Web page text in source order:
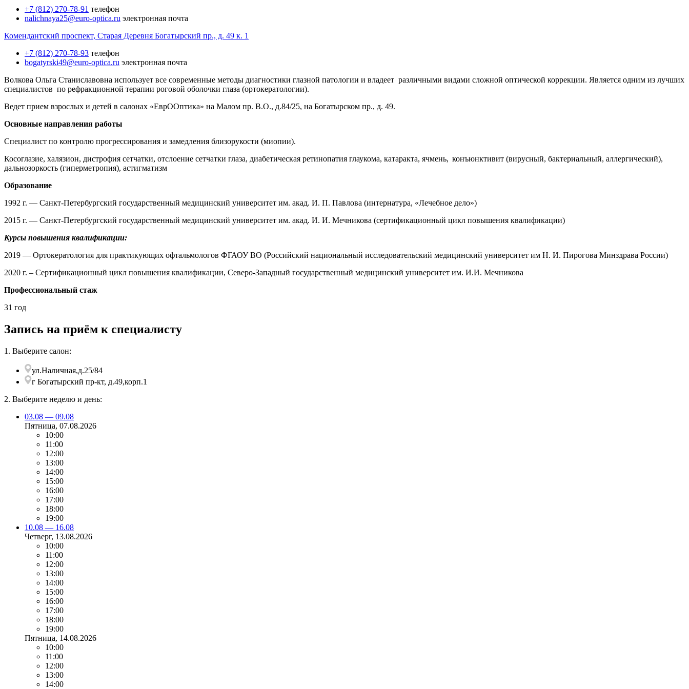
+7 (812) 270-78-91 телефон
nalichnaya25@euro-optica.ru электронная почта
Комендантский проспект, Старая Деревня Богатырский пр., д. 49 к. 1
+7 (812) 270-78-93 телефон
bogatyrski49@euro-optica.ru электронная почта
Волкова Ольга Станиславовна использует все современные методы диагностики глазной патологии и владеет различными видами сложной оптической коррекции. Является одним из лучших
специалистов по рефракционной терапии роговой оболочки глаза (ортокератологии).
Ведет прием взрослых и детей в салонах «ЕврООптика» на Малом пр. В.О., д.84/25, на Богатырском пр., д. 49.
Основные направления работы
Специалист по контролю прогрессирования и замедления близорукости (миопии).
Косоглазие, халязион, дистрофия сетчатки, отслоение сетчатки глаза, диабетическая ретинопатия глаукома, катаракта, ячмень, конъюнктивит (вирусный, бактериальный, аллергический),
дальнозоркость (гиперметропия), астигматизм
Образование
1992 г. — Санкт-Петербургский государственный медицинский университет им. акад. И. П. Павлова (интернатура, «Лечебное дело»)
2015 г. — Санкт-Петербургский государственный медицинский университет им. акад. И. И. Мечникова (сертификационный цикл повышения квалификации)
Курсы повышения квалификации:
2019 — Ортокератология для практикующих офтальмологов ФГАОУ ВО (Российский национальный исследовательский медицинский университет им Н. И. Пирогова Минздрава России)
2020 г. – Сертификационный цикл повышения квалификации, Северо-Западный государственный медицинский университет им. И.И. Мечникова
Профессиональный стаж
31 год
Запись на приём к специалисту
1. Выберите салон:
ул.Наличная,д.25/84
г Богатырский пр-кт, д.49,корп.1
2. Выберите неделю и день:
03.08 — 09.08
Пятница, 07.08.2026
10:00
11:00
12:00
13:00
14:00
15:00
16:00
17:00
18:00
19:00
10.08 — 16.08
Четверг, 13.08.2026
10:00
11:00
12:00
13:00
14:00
15:00
16:00
17:00
18:00
19:00
Пятница, 14.08.2026
10:00
11:00
12:00
13:00
14:00